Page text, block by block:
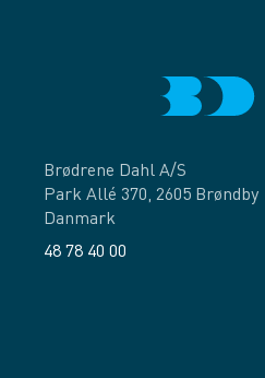
Brødrene Dahl A/S
Park Allé 370, 2605 Brøndby
Danmark
48 78 40 00